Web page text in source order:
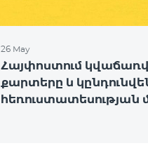
26 May
Հայփոստում
քարտերը և
հեռուստատեսության